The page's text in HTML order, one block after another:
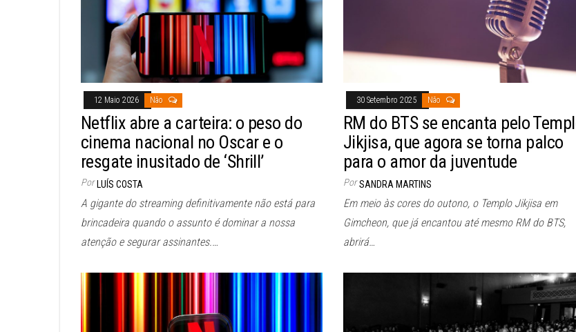
12 Maio 2026 Não
Netflix abre a carteira: o peso do
cinema nacional no Oscar e o
resgate inusitado de ‘Shrill’
Por LUÍS COSTA
A gigante do streaming definitivamente não está para
brincadeira quando o assunto é dominar a nossa
atenção e segurar assinantes.…
30 Setembro 2025 Não
RM do BTS se encanta pelo
Jikjisa, que agora se torna palco
para o amor da juventude
Por SANDRA MARTINS
Em meio às cores do outono, o Templo Jikjisa em
Gimcheon, que já encantou até mesmo RM do BTS,
abrirá…